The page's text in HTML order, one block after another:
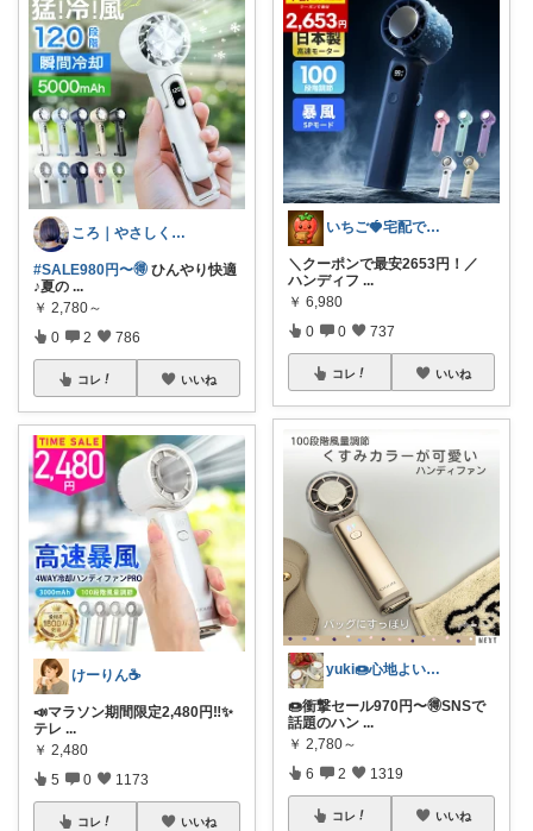
ころ｜やさしく整う暮らしの道具🌿
#SALE980円〜🉐 ひんやり快適
♪夏の ...
￥ 2,780～
0 2 786
コレ いいね
けーりん☕️
📣マラソン期間限定2,480円‼️✨
テレ ...
￥ 2,480
5 0 1173
コレ いいね
いちご🍓宅配でかなえる快適ライフ🏠
＼クーポンで最安2653円！／
ハンディフ ...
￥ 6,980
0 0 737
コレ いいね
yuki🍩心地よいものに囲まれて💛
🍩衝撃セール970円〜🉐SNSで
話題のハン ...
￥ 2,780～
6 2 1319
コレ いいね